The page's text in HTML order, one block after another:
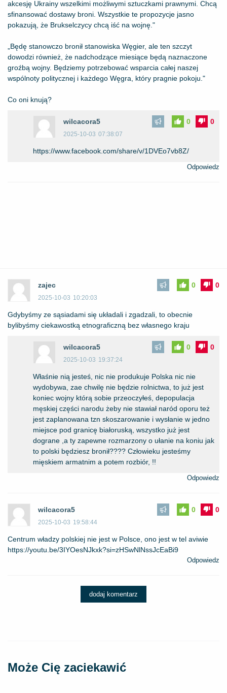
akcesję Ukrainy wszelkimi możliwymi sztuczkami prawnymi. Chcą
sfinansować dostawy broni. Wszystkie te propozycje jasno
pokazują, że Brukselczycy chcą iść na wojnę."
„Będę stanowczo bronił stanowiska Węgier, ale ten szczyt
dowodzi również, że nadchodzące miesiące będą naznaczone
groźbą wojny. Będziemy potrzebować wsparcia całej naszej
wspólnoty politycznej i każdego Węgra, który pragnie pokoju."
Co oni knują?
wilcacora5
2025-10-03 07:38:07
0
0
https://www.facebook.com/share/v/1DVEo7vb8Z/
Odpowiedz
zajec
2025-10-03 10:20:03
0
0
Gdybyśmy ze sąsiadami się układali i zgadzali, to obecnie
bylibyśmy ciekawostką etnograficzną bez własnego kraju
wilcacora5
2025-10-03 19:37:24
0
0
Właśnie nią jesteś, nic nie produkuje Polska nic nie
wydobywa, zae chwilę nie będzie rolnictwa, to już jest
koniec wojny którą sobie przeoczyłeś, depopulacja
męskiej części narodu żeby nie stawiał naród oporu też
jest zaplanowana tzn skoszarowanie i wysłanie w jedno
miejsce pod granicę białoruską, wszystko już jest
dograne ,a ty zapewne rozmarzony o ułanie na koniu jak
to polski będziesz bronił???? Człowieku jesteśmy
mięskiem armatnim a potem rozbiór, !!
Odpowiedz
wilcacora5
2025-10-03 19:58:44
0
0
Centrum władzy polskiej nie jest w Polsce, ono jest w tel aviwie
https://youtu.be/3IYOesNJkxk?si=zHSwNlNssJcEaBi9
Odpowiedz
dodaj komentarz
Może Cię zaciekawić